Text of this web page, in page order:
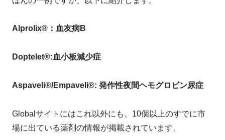
Alprolix®：血友病B
Doptelet®:血小板減少症
Aspaveli®/Empaveli®: 発作性夜間ヘモグロビン尿症
Globalサイトにはこれ以外にも、10個以上のすでに市
場に出ている薬剤の情報が掲載されています。